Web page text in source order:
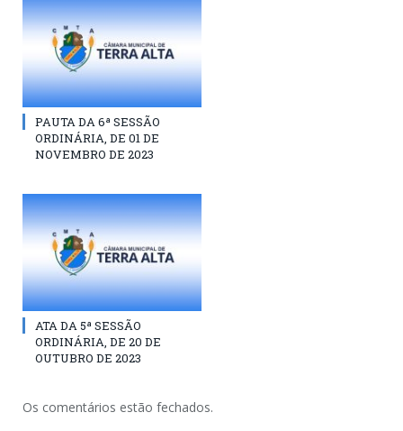
PAUTA DA 6ª SESSÃO
ORDINÁRIA, DE 01 DE
NOVEMBRO DE 2023
ATA DA 5ª SESSÃO
ORDINÁRIA, DE 20 DE
OUTUBRO DE 2023
Os comentários estão fechados.